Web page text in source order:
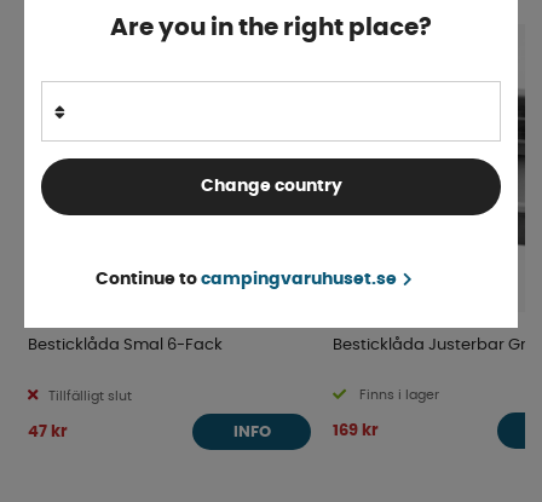
Besticklåda Smal 6-Fack
Tillfälligt slut
47 kr INFO
Besticklåda Justerbar
Finns i lager
169 kr
Are you in the right place?
Change country
Continue to campingvaruhuset.se